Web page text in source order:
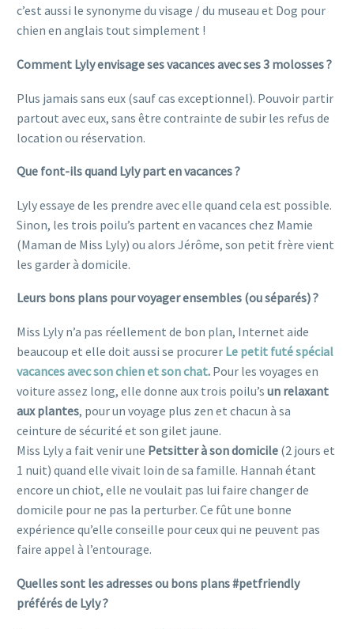
c’est aussi le synonyme du visage / du museau et Dog pour
chien en anglais tout simplement !
Comment Lyly envisage ses vacances avec ses 3 molosses ?
Plus jamais sans eux (sauf cas exceptionnel). Pouvoir partir
partout avec eux, sans être contrainte de subir les refus de
location ou réservation.
Que font-ils quand Lyly part en vacances ?
Lyly essaye de les prendre avec elle quand cela est possible.
Sinon, les trois poilu’s partent en vacances chez Mamie
(Maman de Miss Lyly) ou alors Jérôme, son petit frère vient
les garder à domicile.
Leurs bons plans pour voyager ensembles (ou séparés) ?
Miss Lyly n’a pas réellement de bon plan, Internet aide
beaucoup et elle doit aussi se procurer Le petit futé spécial
vacances avec son chien et son chat. Pour les voyages en
voiture assez long, elle donne aux trois poilu’s un relaxant
aux plantes, pour un voyage plus zen et chacun à sa
ceinture de sécurité et son gilet jaune.
Miss Lyly a fait venir une Petsitter à son domicile (2 jours et
1 nuit) quand elle vivait loin de sa famille. Hannah étant
encore un chiot, elle ne voulait pas lui faire changer de
domicile pour ne pas la perturber. Ce fût une bonne
expérience qu’elle conseille pour ceux qui ne peuvent pas
faire appel à l’entourage.
Quelles sont les adresses ou bons plans #petfriendly
préférés de Lyly ?